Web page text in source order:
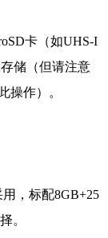
卡（如UHS-I
储（但请注意
操作）。
，标配8GB+25
。